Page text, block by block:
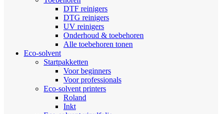
DTF reinigers
DTG reinigers
UV reinigers
Onderhoud & toebehoren
Alle toebehoren tonen
Eco-solvent
Startpakketten
Voor beginners
Voor professionals
Eco-solvent printers
Roland
Inkt